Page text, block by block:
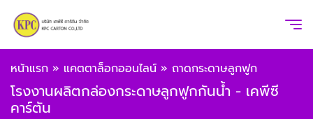
หน้าแรก » แคตตาล็อกออนไลน์ » ถาดกระดาษลูกฟูก
โรงงานผลิตกล่องกระดาษลูกฟูกกันน้ำ - เคพีซี
คาร์ตัน